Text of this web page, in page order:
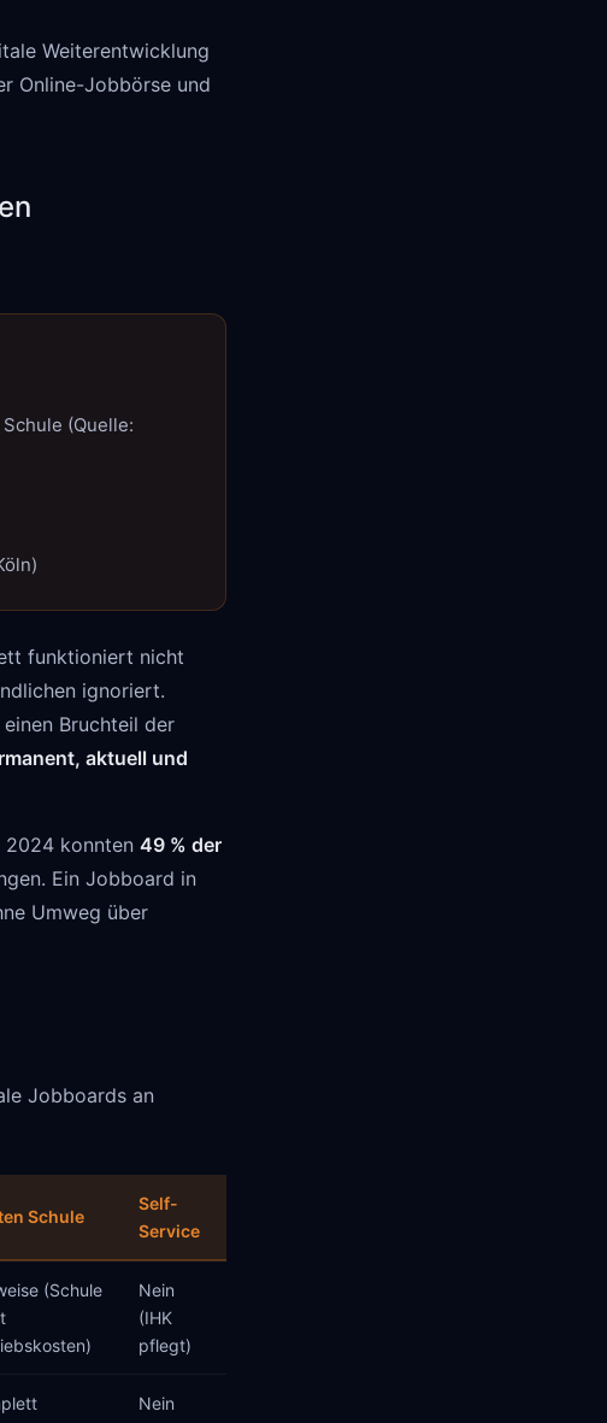
Weiterentwicklung
Online-Jobbörse und
(Quelle:
funktioniert nicht
ignoriert.
Bruchteil der
aktuell und
2024 konnten 49 % der
Ein Jobboard in
Umweg über
Jobboards an
Schule
Self-
Service
(Schule
Nein
(IHK
pflegt)
Nein